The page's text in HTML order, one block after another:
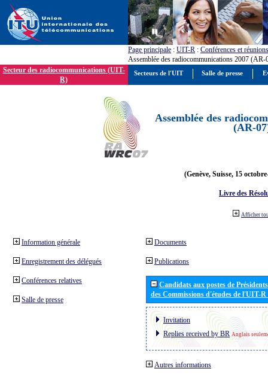
Page principale : UIT-R : Conférences et réunions
Assemblée des radiocommunications 2007 (AR-
Secteur des radiocommunications (UIT-
R)
Assemblée des
(AR-
(Genève, Suisse, 15
Livre des
Afficher
Information générale
Enregistrement des délégués
Conférences relatives
Salle de presse
Documents
Publications
Candidats aux postes de
des Commissions d'études de l'UIT-
Invitation
Replies received by BR Anglais
Autres informations
Secteurs de l'UIT Salle de presse